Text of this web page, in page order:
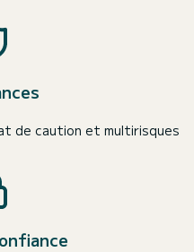
de caution et multirisques